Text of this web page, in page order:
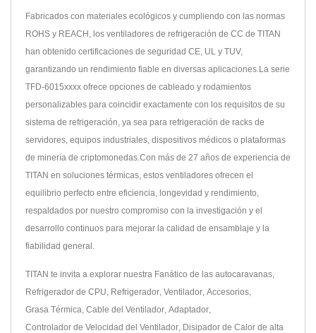
Fabricados con materiales ecológicos y cumpliendo con las normas
ROHS y REACH, los ventiladores de refrigeración de CC de TITAN
han obtenido certificaciones de seguridad CE, UL y TUV,
garantizando un rendimiento fiable en diversas aplicaciones.La serie
TFD-6015xxxx ofrece opciones de cableado y rodamientos
personalizables para coincidir exactamente con los requisitos de su
sistema de refrigeración, ya sea para refrigeración de racks de
servidores, equipos industriales, dispositivos médicos o plataformas
de minería de criptomonedas.Con más de 27 años de experiencia de
TITAN en soluciones térmicas, estos ventiladores ofrecen el
equilibrio perfecto entre eficiencia, longevidad y rendimiento,
respaldados por nuestro compromiso con la investigación y el
desarrollo continuos para mejorar la calidad de ensamblaje y la
fiabilidad general.
TITAN te invita a explorar nuestra Fanático de las autocaravanas
Refrigerador de CPU Refrigerador Ventilador Accesorios
Grasa Térmica Cable del Ventilador Adaptador
Controlador de Velocidad del Ventilador Disipador de Calor de alta